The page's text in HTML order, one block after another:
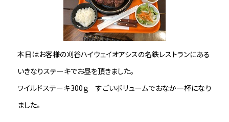
本日はお客様の刈谷ハイウェイオアシスの名鉄レストランにある
いきなりステーキでお昼を頂きました。
ワイルドステーキ300ｇ すごいボリュームでおなか一杯になり
ました。